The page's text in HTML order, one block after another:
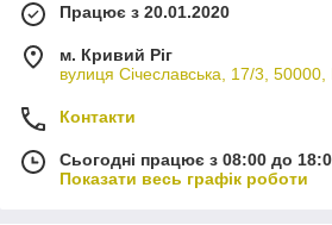
Працює з 20.01.2020
м. Кривий Ріг
вулиця Січеславська, 17/3, 50000,
Контакти
Сьогодні працює з 08:00 до
Показати весь графік роботи